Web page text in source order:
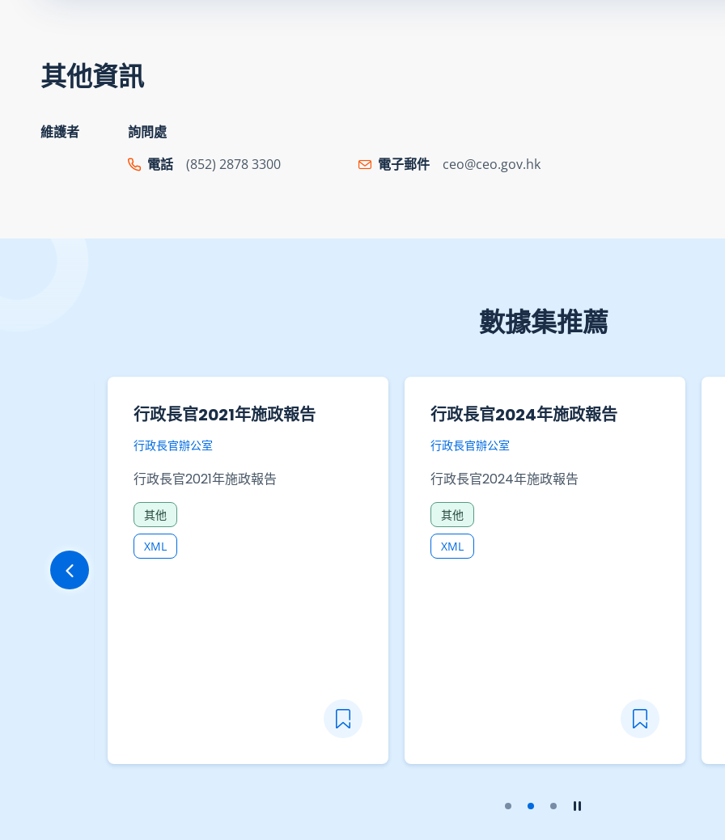
其他資訊
維護者
詢問處
電話
(852) 2878 3300 電子郵件 ceo@ceo.gov.hk
數據集推薦
香港創新活動統計數字 - 表
710-86109：按職能類別及選
發人員數目
政府統計處
香港創新活動統計數字 - 表 710-
主題性住戶統計調查 - 從事經濟
活動人士的培訓需要〔統計報
主題性住戶統計調查 - 從事經濟活動人
士的培訓需要〔統計報告〕